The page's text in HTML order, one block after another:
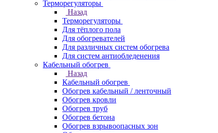
Терморегуляторы
Назад
Терморегуляторы
Для тёплого пола
Для обогревателей
Для различных систем обогрева
Для систем антиобледенения
Кабельный обогрев
Назад
Кабельный обогрев
Обогрев кабельный / ленточный
Обогрев кровли
Обогрев труб
Обогрев бетона
Обогрев взрывоопасных зон